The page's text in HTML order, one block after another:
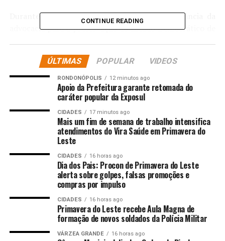
Durante sua fala, Botelho reforçou a importância da
advocacia para a preservação do Estado Democrático de
brasileiros, Ruy Barbosa. “A gente deve reconhecer e
manter o papel fundamental dos advogados na
construção e preservação da nossa democracia. São eles
que asseguram que os direitos fundamentais, a
liberdade, a igualdade e a justiça não fiquem apenas no
papel. Como dizia Ruy Barbosa: ‘A justiça atrasada não é
justiça, senão injustiça qualificada e manifesta”.
O deputado reiterou o compromisso de valorização da
classe jurídica e destacou o protagonismo da advocacia
mato-grossense na mediação de conflitos, na defesa dos
vulneráveis e no fortalecimento institucional. “É justo e
necessário reconhecer esses profissionais que dedicam
suas vidas à busca pela justiça, muitas vezes enfrentando
desafios, sobrecarga de trabalho e a falta de
reconhecimento. Que esta noite seja também um
CONTINUE READING
ÚLTIMAS POPULAR VIDEOS
RONDONÓPOLIS 12 minutos ago
Apoio da Prefeitura garante retomada do
caráter popular da Exposul
CIDADES 17 minutos ago
Mais um fim de semana de trabalho intensifica
atendimentos do Vira Saúde em Primavera do
Leste
CIDADES 16 horas ago
Dia dos Pais: Procon de Primavera do Leste
alerta sobre golpes, falsas promoções e
compras por impulso
CIDADES 16 horas ago
Primavera do Leste recebe Aula Magna de
formação de novos soldados da Polícia Militar
VÁRZEA GRANDE 16 horas ago